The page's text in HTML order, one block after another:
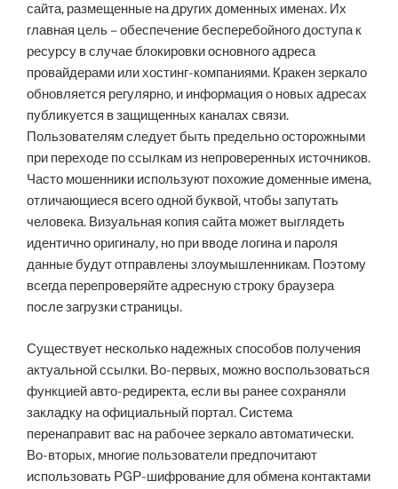
сайта, размещенные на других доменных именах. Их
главная цель – обеспечение бесперебойного доступа к
ресурсу в случае блокировки основного адреса
провайдерами или хостинг-компаниями. Кракен зеркало
обновляется регулярно, и информация о новых адресах
публикуется в защищенных каналах связи.
Пользователям следует быть предельно осторожными
при переходе по ссылкам из непроверенных источников.
Часто мошенники используют похожие доменные имена,
отличающиеся всего одной буквой, чтобы запутать
человека. Визуальная копия сайта может выглядеть
идентично оригиналу, но при вводе логина и пароля
данные будут отправлены злоумышленникам. Поэтому
всегда перепроверяйте адресную строку браузера
после загрузки страницы.
Существует несколько надежных способов получения
актуальной ссылки. Во-первых, можно воспользоваться
функцией авто-редиректа, если вы ранее сохраняли
закладку на официальный портал. Система
перенаправит вас на рабочее зеркало автоматически.
Во-вторых, многие пользователи предпочитают
использовать PGP-шифрование для обмена контактами